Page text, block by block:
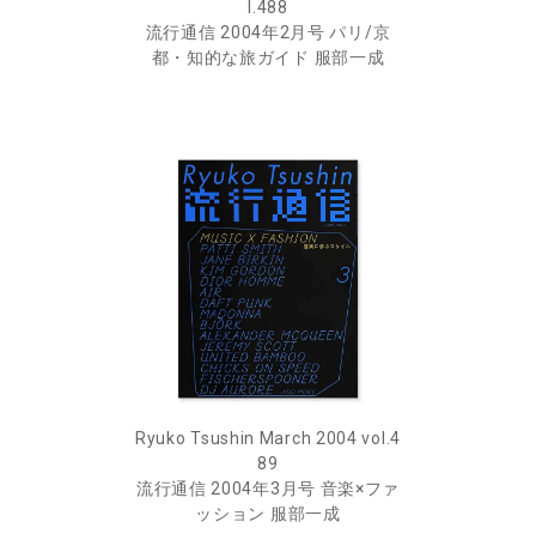
l.488
流行通信 2004年2月号 パリ/京
都・知的な旅ガイド 服部一成
Ryuko Tsushin March 2004 vol.4
89
流行通信 2004年3月号 音楽×ファ
ッション 服部一成